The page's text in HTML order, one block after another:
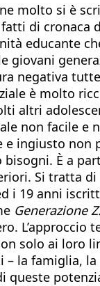
molto si è
di cronaca
educante
giovani
negativa
è molto
altri
non facile e
e ingiusto non
È a
Si tratta
i 19 anni
Generazione Z.
solo ai loro
la famiglia,
queste